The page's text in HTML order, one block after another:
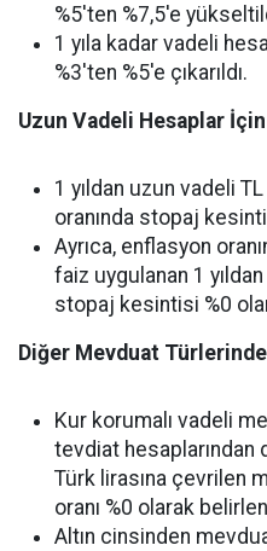
%5'ten %7,5'e
1 yıla kadar vadeli
%3'ten %5'e çıkarıldı.
Uzun Vadeli Hesaplar
1 yıldan uzun vadeli
oranında stopaj
Ayrıca, enflasyon
faiz uygulanan 1
stopaj kesintisi %0
Diğer Mevduat
Kur korumalı vadeli
tevdiat hesaplarından
Türk lirasına çevrilen
oranı %0 olarak
Altın cinsinden